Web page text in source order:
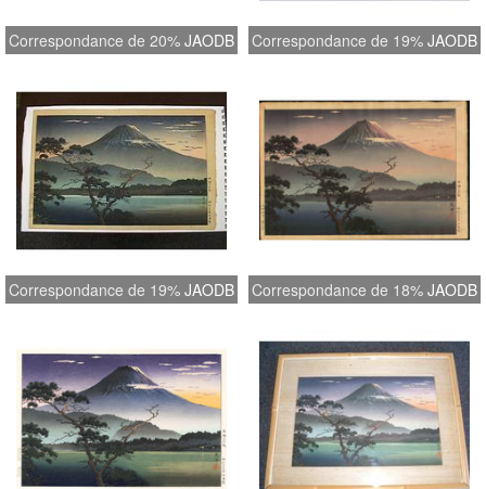
Correspondance de 20% JAODB Correspondance de 19% JAODB
Correspondance de 19% JAODB Correspondance de 18% JAODB